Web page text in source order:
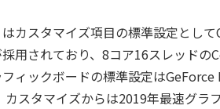
カスタマイズ項目の標準設定とし
用されており、8コア16スレッドの
ィックボードの標準設定はGeForce
スタマイズからは2019年最速グラ